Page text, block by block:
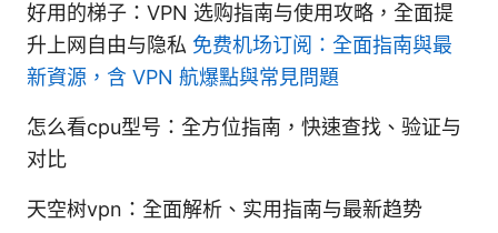
好用的梯子：VPN 选购指南与使用攻略，全面提
升上网自由与隐私 免费机场订阅：全面指南與最
新資源，含 VPN 航爆點與常見問題
怎么看cpu型号：全方位指南，快速查找、验证与
对比
天空树vpn：全面解析、实用指南与最新趋势